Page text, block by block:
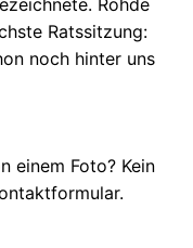
Rohde
Ratssitzung:
noch hinter uns
einem Foto? Kein